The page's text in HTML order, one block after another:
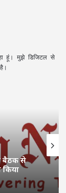
हूं। मुझे डिजिटल से
बैठक से